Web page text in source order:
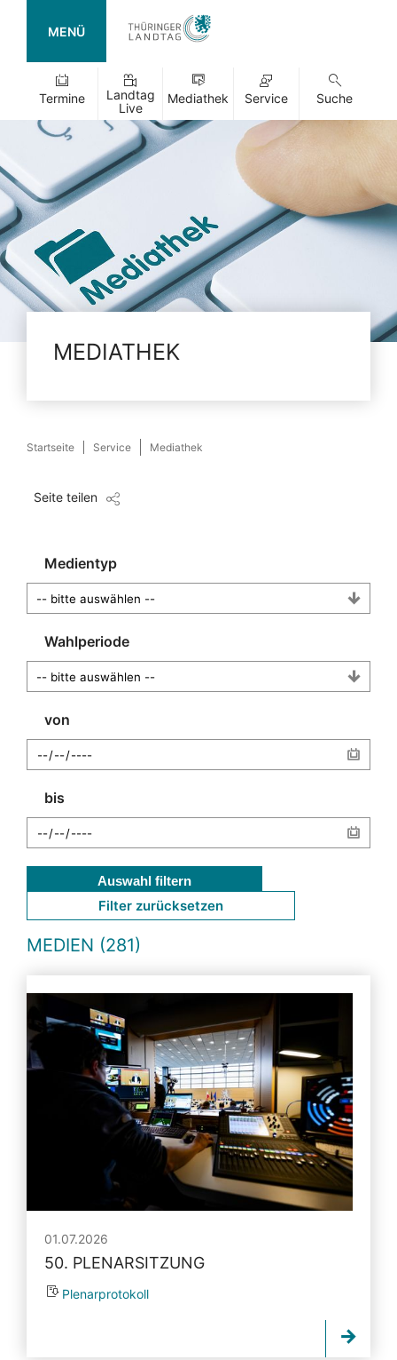
MENÜ
Termine
Landtag
Live
Mediathek Service Suche
MEDIATHEK
Startseite Service Mediathek
Seite teilen
Medientyp
Wahlperiode
von
bis
Auswahl filtern
Filter zurücksetzen
MEDIEN (281)
01.07.2026
50. PLENARSITZUNG
Plenarprotokoll